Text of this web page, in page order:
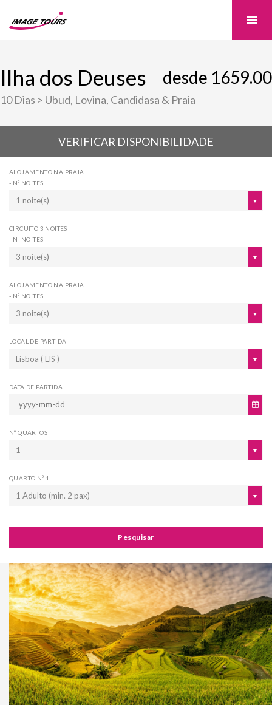
Ilha dos Deuses desde 1659.00
10 Dias > Ubud, Lovina, Candidasa & Praia
VERIFICAR DISPONIBILIDADE
ALOJAMENTO NA PRAIA
- Nº NOITES
1 noite(s)
CIRCUITO 3 NOITES
- Nº NOITES
3 noite(s)
ALOJAMENTO NA PRAIA
- Nº NOITES
3 noite(s)
LOCAL DE PARTIDA
Lisboa ( LIS )
DATA DE PARTIDA
Nº QUARTOS
1
QUARTO Nº 1
1 Adulto (min. 2 pax)
Pesquisar